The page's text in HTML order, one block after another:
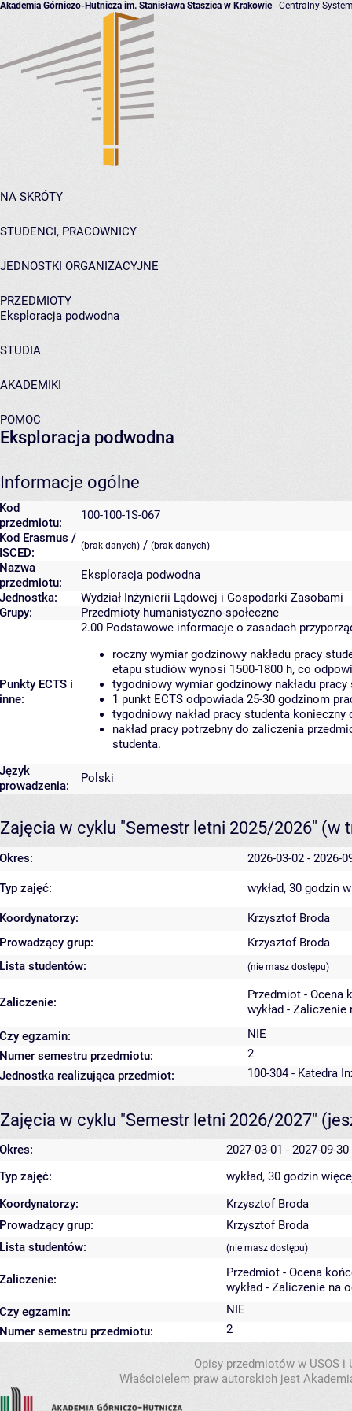
Akademia Górniczo-Hutnicza im. Stanisława Staszica w Krakowie- Centralny
NA SKRÓTY
STUDENCI, PRACOWNICY
JEDNOSTKI ORGANIZACYJNE
PRZEDMIOTY
Eksploracja podwodna
STUDIA
AKADEMIKI
POMOC
Eksploracja podwodna
Informacje ogólne
Kod
przedmiotu:
100-100-1S-067
Kod Erasmus /
ISCED:
(brak danych) / (brak danych)
Nazwa
przedmiotu:
Eksploracja podwodna
Jednostka:
Wydział Inżynierii Lądowej i Gospodarki Zasobami
Grupy:
Przedmioty humanistyczno-społeczne
Punkty ECTS i
inne:
2.00 Podstawowe informacje o zasadach
roczny wymiar godzinowy nakładu pracy
etapu studiów wynosi 1500-1800 h, co
tygodniowy wymiar godzinowy nakładu
1 punkt ECTS odpowiada 25-30 godzinom
tygodniowy nakład pracy studenta
nakład pracy potrzebny do zaliczenia
studenta.
Język
prowadzenia:
Polski
Zajęcia w cyklu "Semestr letni 2025/2026" (w
Okres: 2026-03-02 - 2026-
Typ zajęć: wykład, 30 godzin
Koordynatorzy:
Krzysztof Broda
Prowadzący grup:
Krzysztof Broda
Lista studentów:
(nie masz dostępu)
Zaliczenie:
Przedmiot - Ocena
wykład - Zaliczenie
Czy egzamin:
NIE
Numer semestru przedmiotu:
2
Jednostka realizująca przedmiot:
100-304 - Katedra
Zajęcia w cyklu "Semestr letni 2026/2027"
Okres:
2027-03-01 - 2027-09-30
Typ zajęć:
wykład, 30 godzin
Koordynatorzy:
Krzysztof Broda
Prowadzący grup:
Krzysztof Broda
Lista studentów:
(nie masz dostępu)
Zaliczenie:
Przedmiot - Ocena
wykład - Zaliczenie na
Czy egzamin:
NIE
Numer semestru przedmiotu:
2
Opisy przedmiotów w USOS
Właścicielem praw autorskich jest